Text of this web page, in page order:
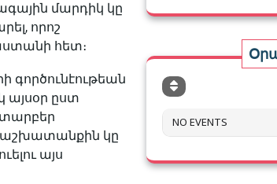
մարդիկ կը
որոշ
հետ։
գործունէութեան
այսօր ըստ
տարբեր
աշխատանքին կը
այս
NO EVENTS